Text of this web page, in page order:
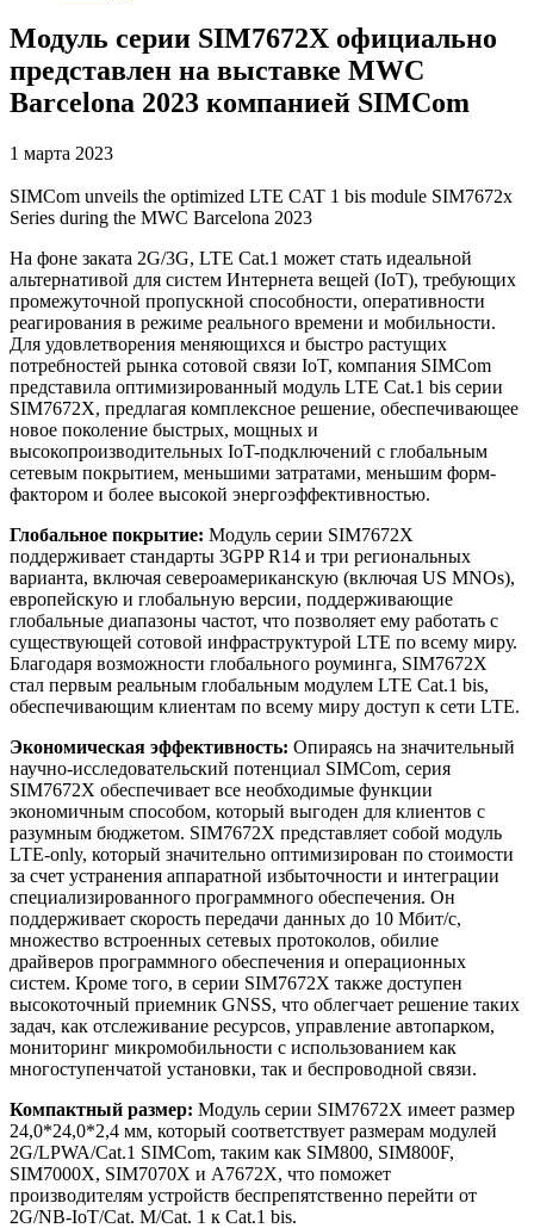
Модуль серии SIM7672X официально
представлен на выставке MWC
Barcelona 2023 компанией SIMCom
1 марта 2023
SIMCom unveils the optimized LTE CAT 1 bis module SIM7672x
Series during the MWC Barcelona 2023
На фоне заката 2G/3G, LTE Cat.1 может стать идеальной
альтернативой для систем Интернета вещей (IoT), требующих
промежуточной пропускной способности, оперативности
реагирования в режиме реального времени и мобильности.
Для удовлетворения меняющихся и быстро растущих
потребностей рынка сотовой связи IoT, компания SIMCom
представила оптимизированный модуль LTE Cat.1 bis серии
SIM7672X, предлагая комплексное решение, обеспечивающее
новое поколение быстрых, мощных и
высокопроизводительных IoT-подключений с глобальным
сетевым покрытием, меньшими затратами, меньшим форм-
фактором и более высокой энергоэффективностью.
Глобальное покрытие: Модуль серии SIM7672X
поддерживает стандарты 3GPP R14 и три региональных
варианта, включая североамериканскую (включая US MNOs),
европейскую и глобальную версии, поддерживающие
глобальные диапазоны частот, что позволяет ему работать с
существующей сотовой инфраструктурой LTE по всему миру.
Благодаря возможности глобального роуминга, SIM7672X
стал первым реальным глобальным модулем LTE Cat.1 bis,
обеспечивающим клиентам по всему миру доступ к сети LTE.
Экономическая эффективность: Опираясь на значительный
научно-исследовательский потенциал SIMCom, серия
SIM7672X обеспечивает все необходимые функции
экономичным способом, который выгоден для клиентов с
разумным бюджетом. SIM7672X представляет собой модуль
LTE-only, который значительно оптимизирован по стоимости
за счет устранения аппаратной избыточности и интеграции
специализированного программного обеспечения. Он
поддерживает скорость передачи данных до 10 Mбит/с,
множество встроенных сетевых протоколов, обилие
драйверов программного обеспечения и операционных
систем. Кроме того, в серии SIM7672X также доступен
высокоточный приемник GNSS, что облегчает решение таких
задач, как отслеживание ресурсов, управление автопарком,
мониторинг микромобильности с использованием как
многоступенчатой установки, так и беспроводной связи.
Компактный размер: Модуль серии SIM7672X имеет размер
24,0*24,0*2,4 мм, который соответствует размерам модулей
2G/LPWA/Cat.1 SIMCom, таким как SIM800, SIM800F,
SIM7000X, SIM7070X и A7672X, что поможет
производителям устройств беспрепятственно перейти от
2G/NB-IoT/Cat. M/Cat. 1 к Cat.1 bis.